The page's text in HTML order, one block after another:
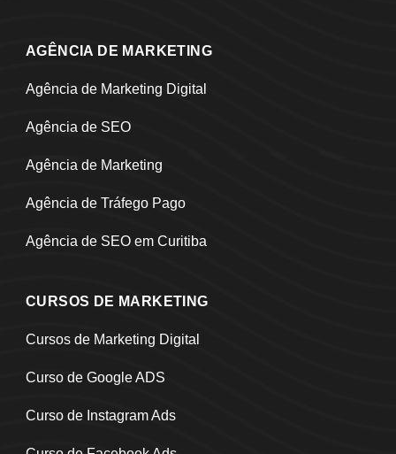
AGÊNCIA DE MARKETING
Agência de Marketing Digital
Agência de SEO
Agência de Marketing
Agência de Tráfego Pago
Agência de SEO em Curitiba
CURSOS DE MARKETING
Cursos de Marketing Digital
Curso de Google ADS
Curso de Instagram Ads